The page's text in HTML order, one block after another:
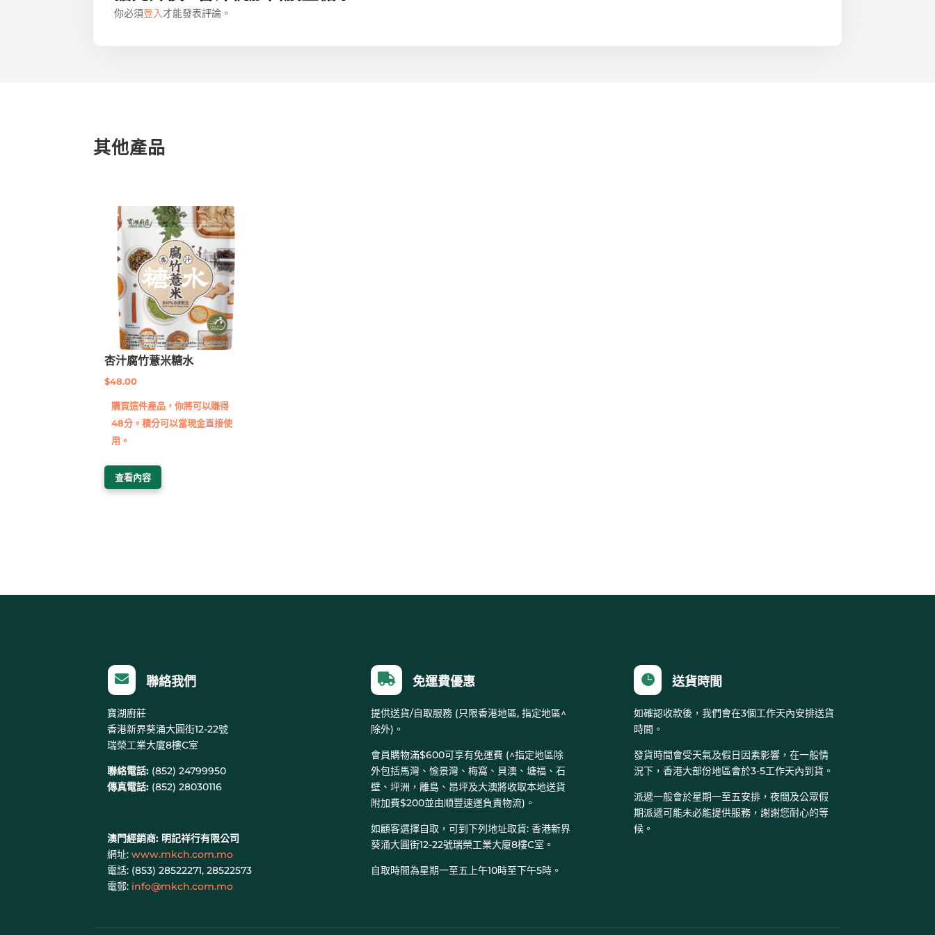
你必須登入 才能發表評論。
其他產品
杏汁腐竹薏米糖水
$48.00
購買這件產品，你將可以賺得
48分。積分可以當現金直接使
用。
查看內容
 聯絡我們
寶湖廚莊
香港新界葵涌大圓街12-22號
瑞榮工業大廈8樓C室
聯絡電話: (852) 24799950
傳真電話: (852) 28030116
澳門經銷商: 明記祥行有限公司
網址:www.mkch.com.mo
電話: (853) 28522271, 28522573
電郵: info@mkch.com.mo
 免運費優惠
提供送貨/自取服務 (只限香港地區, 指定地區^
除外)。
會員購物滿$600可享有免運費 (^指定地區除
外包括馬灣、愉景灣、梅窩、貝澳、塘福、石
壁、坪洲，離島、昂坪及大澳將收取本地送貨
附加費$200並由順豐速運負責物流)。
如顧客選擇自取，可到下列地址取貨: 香港新界
葵涌大圓街12-22號瑞榮工業大廈8樓C室。
自取時間為星期一至五上午10時至下午5時。
 送貨時間
如確認收款後，我們會在3個工作天內安排送貨
時間。
發貨時間會受天氣及假日因素影響，在一般情
況下，香港大部份地區會於3-5工作天內到貨。
派遞一般會於星期一至五安排，夜間及公眾假
期派遞可能未必能提供服務，謝謝您耐心的等
候。